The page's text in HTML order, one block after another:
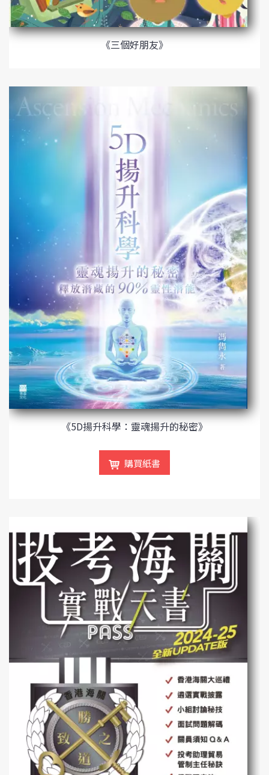
《三個好朋友》
《5D揚升科學：靈魂揚升的秘密》
購買紙書